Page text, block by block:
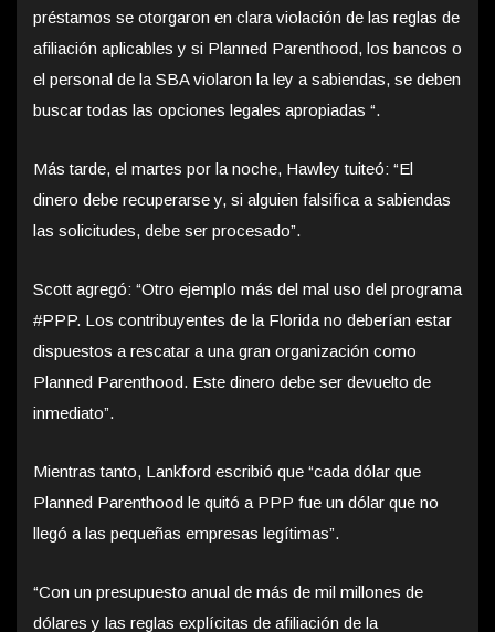
préstamos se otorgaron en clara violación de las reglas de
afiliación aplicables y si Planned Parenthood, los bancos o
el personal de la SBA violaron la ley a sabiendas, se deben
buscar todas las opciones legales apropiadas “.
Más tarde, el martes por la noche, Hawley tuiteó: “El
dinero debe recuperarse y, si alguien falsifica a sabiendas
las solicitudes, debe ser procesado”.
Scott agregó: “Otro ejemplo más del mal uso del programa
#PPP. Los contribuyentes de la Florida no deberían estar
dispuestos a rescatar a una gran organización como
Planned Parenthood. Este dinero debe ser devuelto de
inmediato”.
Mientras tanto, Lankford escribió que “cada dólar que
Planned Parenthood le quitó a PPP fue un dólar que no
llegó a las pequeñas empresas legítimas”.
“Con un presupuesto anual de más de mil millones de
dólares y las reglas explícitas de afiliación de la